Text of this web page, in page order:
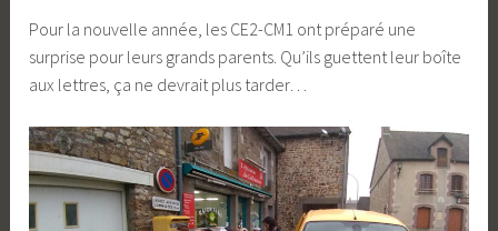
Pour la nouvelle année, les CE2-CM1 ont préparé une
surprise pour leurs grands parents. Qu’ils guettent leur boîte
aux lettres, ça ne devrait plus tarder…